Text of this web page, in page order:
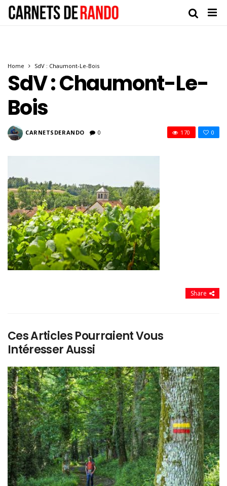
Home SdV : Chaumont-Le-Bois
SdV : Chaumont-Le-
Bois
CARNETSDERANDO 0 0
170
Share
Ces Articles Pourraient Vous
Intéresser Aussi